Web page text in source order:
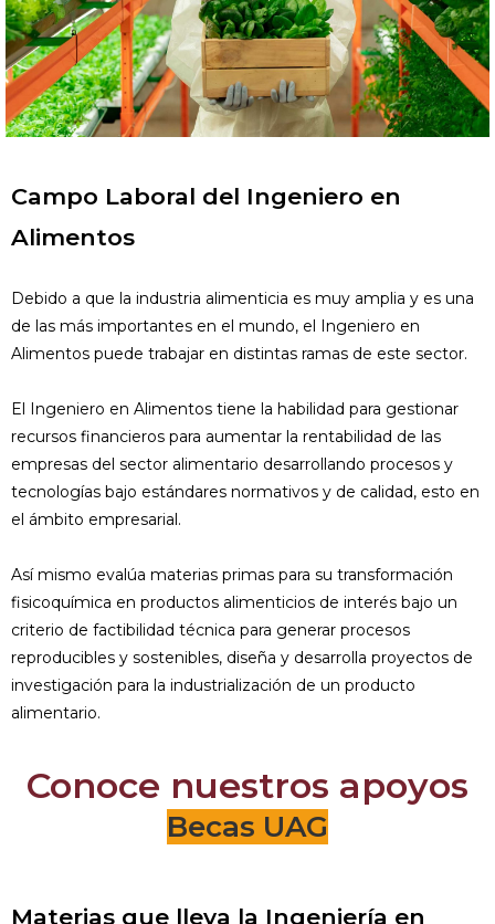
Campo Laboral del Ingeniero en
Alimentos
Debido a que la industria alimenticia es muy amplia y es una
de las más importantes en el mundo, el Ingeniero en
Alimentos puede trabajar en distintas ramas de este sector.
El Ingeniero en Alimentos tiene la habilidad para gestionar
recursos financieros para aumentar la rentabilidad de las
empresas del sector alimentario desarrollando procesos y
tecnologías bajo estándares normativos y de calidad, esto en
el ámbito empresarial.
Así mismo evalúa materias primas para su transformación
fisicoquímica en productos alimenticios de interés bajo un
criterio de factibilidad técnica para generar procesos
reproducibles y sostenibles, diseña y desarrolla proyectos de
investigación para la industrialización de un producto
alimentario.
Conoce nuestros apoyos
Becas UAG
Materias que lleva la Ingeniería en